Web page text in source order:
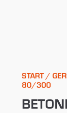
START/
80/300